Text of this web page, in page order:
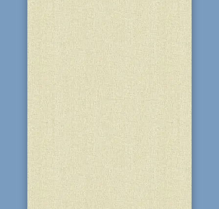
Сжигание хамеца накануне праздника
Песах является не просто традицией
или обычаем, а строгим законом со
своими строгими рамками. Сжечь и
уничтожить оставшийся хамец,
который не продали не еврею, нужно
до строго определенного для каждого
города, времени. Утром, в...